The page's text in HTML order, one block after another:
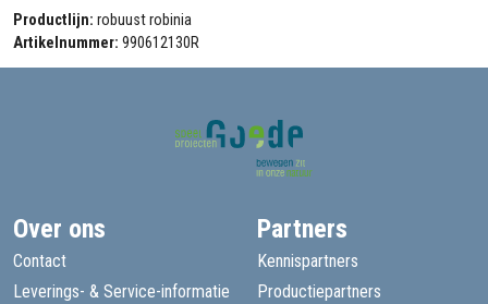
Productlijn: robuust robinia
Artikelnummer: 990612130R
Over ons
Contact
Leverings- & Service-informatie
Partners
Kennispartners
Productiepartners